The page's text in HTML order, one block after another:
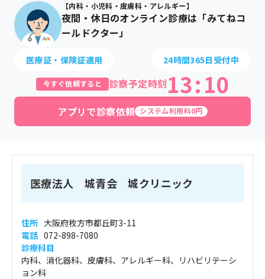
【内科・小児科・皮膚科・アレルギー】
夜間・休日のオンライン診療は「みてねコ
ールドクター」
医療証・保険証適用 24時間365日受付中
今すぐ依頼すると 診察予定時刻13:10
アプリで診察依頼 システム利用料0円
医療法人 城青会 城クリニック
住所 大阪府枚方市都丘町3-11
電話 072-898-7080
診療科目
内科、消化器科、皮膚科、アレルギー科、リハビリテーシ
ョン科